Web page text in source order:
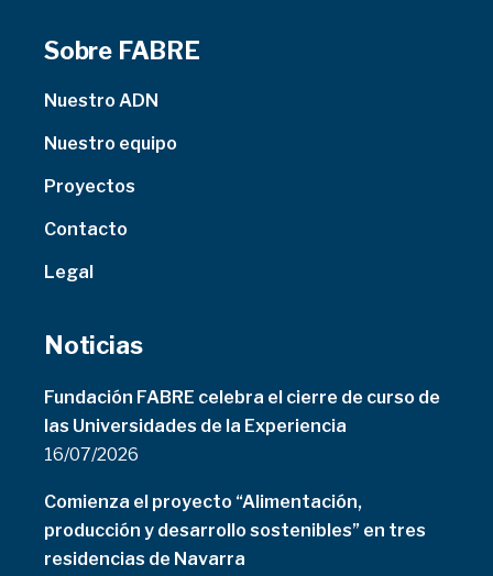
Sobre FABRE
Nuestro ADN
Nuestro equipo
Proyectos
Contacto
Legal
Noticias
Fundación FABRE celebra el cierre de curso de
las Universidades de la Experiencia
16/07/2026
Comienza el proyecto “Alimentación,
producción y desarrollo sostenibles” en tres
residencias de Navarra